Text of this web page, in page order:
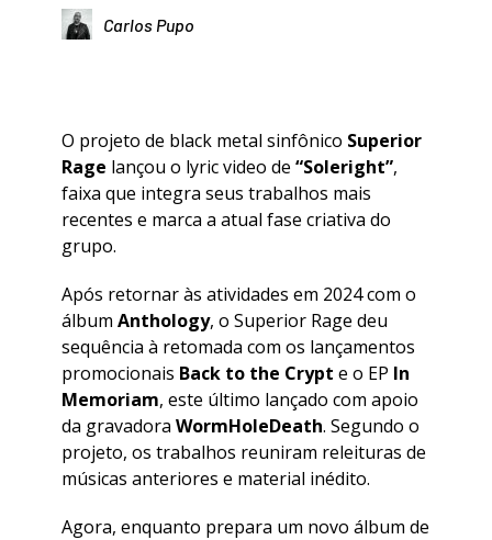
Carlos Pupo
O projeto de black metal sinfônico Superior
Rage lançou o lyric video de “Soleright”,
faixa que integra seus trabalhos mais
recentes e marca a atual fase criativa do
grupo.
Após retornar às atividades em 2024 com o
álbum Anthology, o Superior Rage deu
sequência à retomada com os lançamentos
promocionais Back to the Crypt e o EP In
Memoriam, este último lançado com apoio
da gravadora WormHoleDeath. Segundo o
projeto, os trabalhos reuniram releituras de
músicas anteriores e material inédito.
Agora, enquanto prepara um novo álbum de